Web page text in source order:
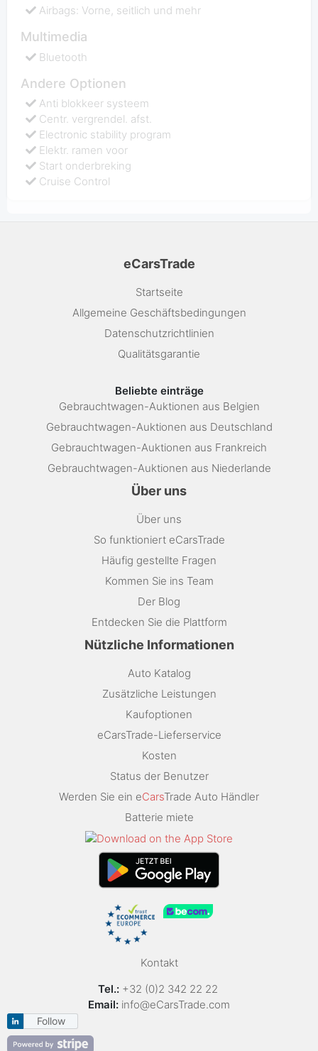
Airbags: Vorne, seitlich und mehr
Multimedia
Bluetooth
Andere Optionen
Anti blokkeer systeem
Centr. vergrendel. afst.
Electronic stability program
Elektr. ramen voor
Start onderbreking
Cruise Control
eCarsTrade
Startseite
Allgemeine Geschäftsbedingungen
Datenschutzrichtlinien
Qualitätsgarantie
Beliebte einträge
Gebrauchtwagen-Auktionen aus Belgien
Gebrauchtwagen-Auktionen aus Deutschland
Gebrauchtwagen-Auktionen aus Frankreich
Gebrauchtwagen-Auktionen aus Niederlande
Über uns
Über uns
So funktioniert eCarsTrade
Häufig gestellte Fragen
Kommen Sie ins Team
Der Blog
Entdecken Sie die Plattform
Nützliche Informationen
Auto Katalog
Zusätzliche Leistungen
Kaufoptionen
eCarsTrade-Lieferservice
Kosten
Status der Benutzer
Werden Sie ein eCarsTrade Auto Händler
Batterie miete
Kontakt
Tel.: +32 (0)2 342 22 22
Email: info@eCarsTrade.com
Follow